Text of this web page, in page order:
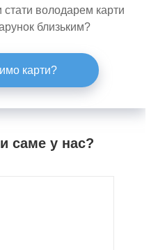
стати володарем карти
близьким?
карти?
саме у нас?